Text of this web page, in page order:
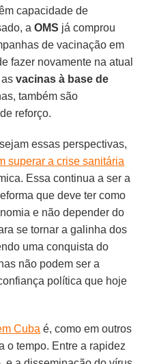
capacidade de
aOMS já comprou
de vacinação em
fazer novamente na atual
asvacinas à base de
também são
reforço.
essas perspectivas,
superar a crise sanitária
Essa continua a ser a
que deve ter como
e não depender do
se tornar a galinha dos
uma conquista do
não podem ser a
política que hoje
Cuba é, como em outros
o tempo. Entre a rapidez